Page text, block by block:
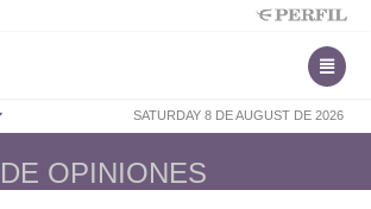
SATURDAY 8 DE AUGUST DE 2026
OPINIONES